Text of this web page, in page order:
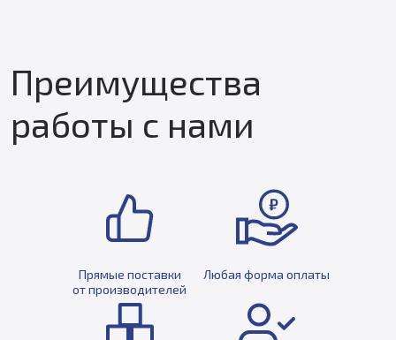
Преимущества
работы с нами
Прямые поставки
от производителей
Любая форма оплаты